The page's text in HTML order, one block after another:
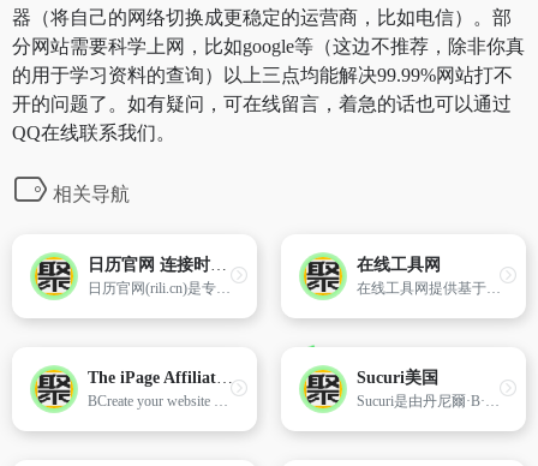
器（将自己的网络切换成更稳定的运营商，比如电信）。部
分网站需要科学上网，比如google等（这边不推荐，除非你真
的用于学习资料的查询）以上三点均能解决99.99%网站打不
开的问题了。如有疑问，可在线留言，着急的话也可以通过
QQ在线联系我们。
相关导航
日历官网 连接时间和有趣的事情,这里有传统的农历和万年历的历法,也有时尚前沿的大数据服务
日历官网(rili.cn)是专业的日历网站,可以在手机、网站之间同步数据。同时还提供各种日历日程信息,包括新闻资讯,工具查询,天气预报,黄道吉日、农历、黄历、星座运程、体育赛程、电视节目等。
在线工具网
在线工具网提供基于Web网页的在线工具软件,如：智商测试、情商测试、逻辑思维训练、mbti职业性格测试、九型人格测试、大五人格测试、人才测评、图表制作、图片处理、疾病自测、抑郁症测试题、生活查询、健康管理、娱乐工具、及各类在线计算器等等。
The iPage Affiliate Program
BCreate your website with reliable web hosting from IPage, and get a free domain name, free email address, free website builder & more. Get started today!
Sucuri美国
Sucuri是由丹尼爾·B·西德在2010年創辦了一家公司,提供全方位的網絡安全產品。